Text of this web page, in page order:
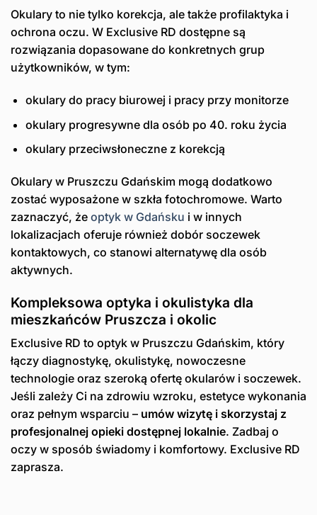
Okulary to nie tylko korekcja, ale także profilaktyka i
ochrona oczu. W Exclusive RD dostępne są
rozwiązania dopasowane do konkretnych grup
użytkowników, w tym:
okulary do pracy biurowej i pracy przy monitorze
okulary progresywne dla osób po 40. roku życia
okulary przeciwsłoneczne z korekcją
Okulary w Pruszczu Gdańskim mogą dodatkowo
zostać wyposażone w szkła fotochromowe. Warto
zaznaczyć, że optyk w Gdańsku i w innych
lokalizacjach oferuje również dobór soczewek
kontaktowych, co stanowi alternatywę dla osób
aktywnych.
Kompleksowa optyka i okulistyka dla
mieszkańców Pruszcza i okolic
Exclusive RD to optyk w Pruszczu Gdańskim, który
łączy diagnostykę, okulistykę, nowoczesne
technologie oraz szeroką ofertę okularów i soczewek.
Jeśli zależy Ci na zdrowiu wzroku, estetyce wykonania
oraz pełnym wsparciu – umów wizytę i skorzystaj z
profesjonalnej opieki dostępnej lokalnie. Zadbaj o
oczy w sposób świadomy i komfortowy. Exclusive RD
zaprasza.